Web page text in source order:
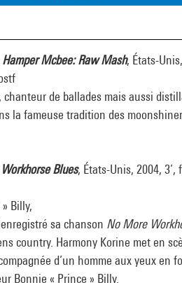
Hamper Mcbee: Raw Mash, États-
chanteur de ballades mais aussi
la fameuse tradition des
Blues, États-Unis, 2004, 3’,
Billy,
sa chanson No More
country. Harmony Korine met en
d’un homme aux yeux en
Bonnie « Prince » Billy.